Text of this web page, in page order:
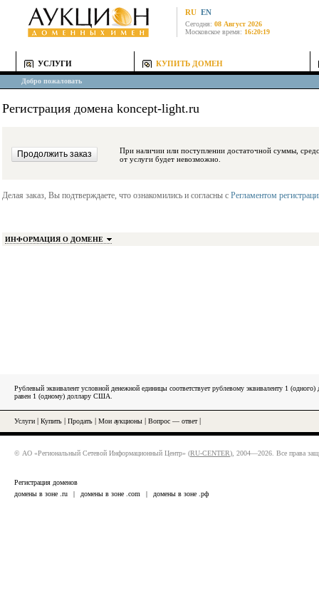
RU EN
Сегодня: 08 Август 2026
Московское время: 16:20:19
УСЛУГИ КУПИТЬ ДОМЕН
Добро пожаловать
Регистрация домена koncept-light.ru
При наличии или поступлении достаточной суммы, средства будут
от услуги будет невозможно.
Делая заказ, Вы подтверждаете, что ознакомились и согласны с Регламентом
ИНФОРМАЦИЯ О ДОМЕНЕ
Рублевый эквивалент условной денежной единицы соответствует рублевому эквиваленту 1
равен 1 (одному) доллару США.
Услуги Купить Продать Мои аукционы Вопрос — ответ|
© АО «Региональный Сетевой Информационный Центр» (RU-CENTER), 2004—2026. Все права
Регистрация доменов
домены в зоне .ru
| домены в зоне .com | домены в зоне .рф